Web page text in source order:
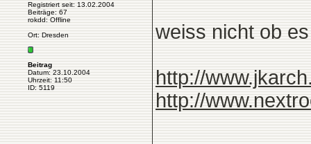
Registriert seit: 13.02.2004
Beiträge: 67
rokdd: Offline
Ort: Dresden
Beitrag
Datum: 23.10.2004
Uhrzeit: 11:50
ID: 5119
weiss nicht ob
http://
http://